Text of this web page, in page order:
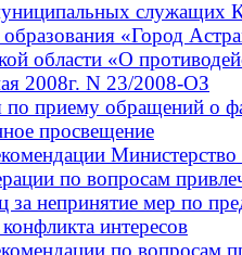
служащих
«Город
области «О
2008г. N 23/2008-ОЗ
по приему обращений о
просвещение
по вопросам
за непринятие мер по
интересов